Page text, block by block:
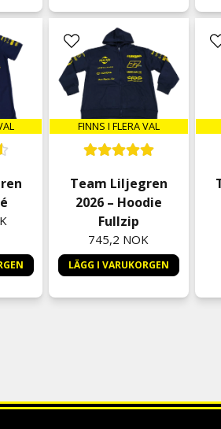
FINNS I FLERA VAL
Team Liljegren
2026 – Hoodie
Fullzip
745,2 NOK
LÄGG I VARUKORGEN